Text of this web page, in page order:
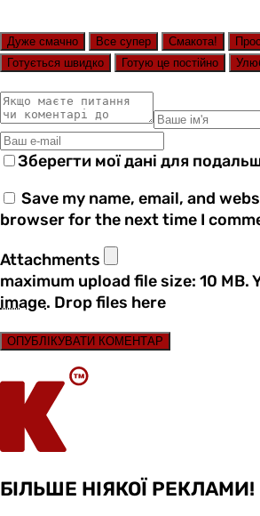
Дуже смачно Все супер Смакота!
Готується швидко
Готую це постійно
Зберегти мої дані для
Save my name, email, and
browser for the next time I
Attachments
maximum upload file size: 10 MB.
image. Drop files here
ОПУБЛІКУВАТИ КОМЕНТАР
БІЛЬШЕ НІЯКОЇ РЕКЛАМИ!